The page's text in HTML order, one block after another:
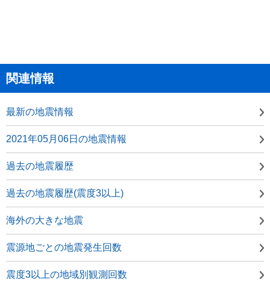
関連情報
最新の地震情報
2021年05月06日の地震情報
過去の地震履歴
過去の地震履歴(震度3以上)
海外の大きな地震
震源地ごとの地震発生回数
震度3以上の地域別観測回数